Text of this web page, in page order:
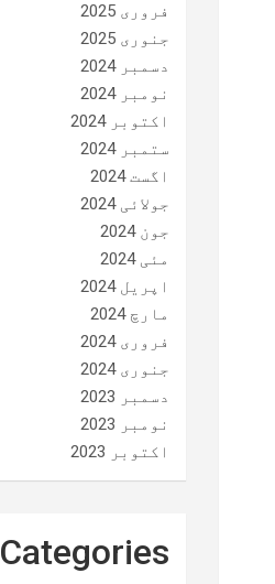
فروری 2025
جنوری 2025
دسمبر 2024
نومبر 2024
اکتوبر 2024
ستمبر 2024
اگست 2024
جولائی 2024
جون 2024
مئی 2024
اپریل 2024
مارچ 2024
فروری 2024
جنوری 2024
دسمبر 2023
نومبر 2023
اکتوبر 2023
Categories